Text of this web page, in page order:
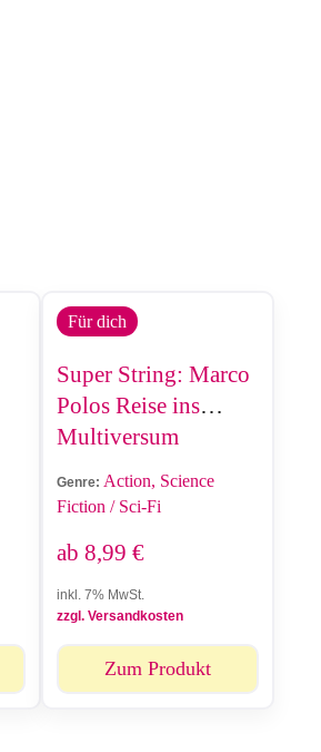
Für dich
Super String: Marco
Polos Reise ins
Multiversum
Genre: Action, Science
Fiction / Sci-Fi
ab 8,99 €
inkl. 7% MwSt.
zzgl. Versandkosten
Zum Produkt